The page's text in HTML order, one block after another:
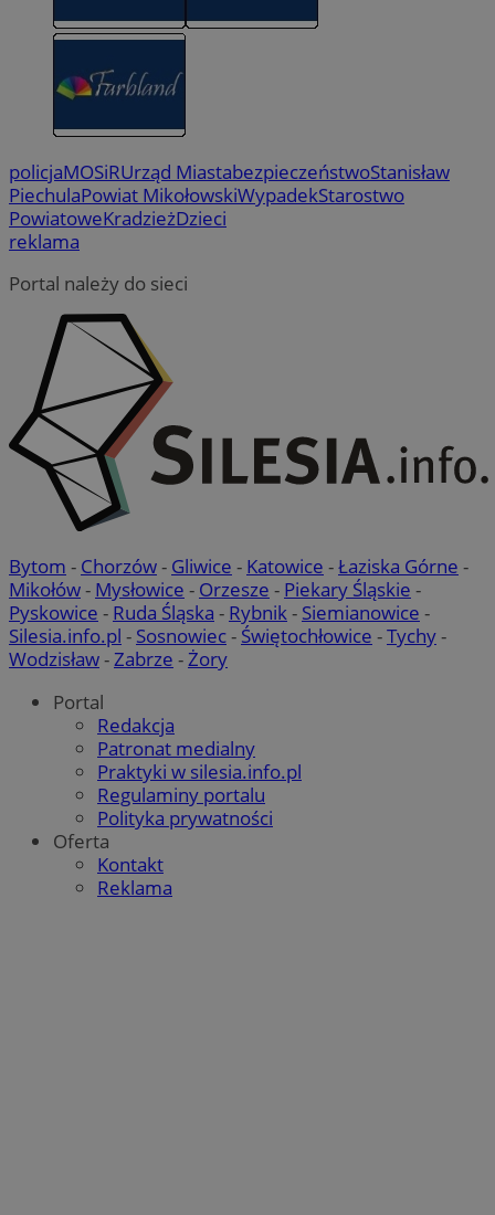
policjaMOSiRUrząd MiastabezpieczeństwoStanisław
PiechulaPowiat MikołowskiWypadekStarostwo
PowiatoweKradzieżDzieci
reklama
Portal należy do sieci
Bytom - Chorzów- Gliwice - Katowice -Łaziska Górne -
Mikołów- Mysłowice - Orzesze - Piekary Śląskie -
Pyskowice - Ruda Śląska - Rybnik- Siemianowice -
Silesia.info.pl - Sosnowiec- Świętochłowice -Tychy-
Wodzisław-Zabrze -Żory
Portal
Redakcja
Patronat medialny
Praktyki w silesia.info.pl
Regulaminy portalu
Polityka prywatności
Oferta
Kontakt
Reklama